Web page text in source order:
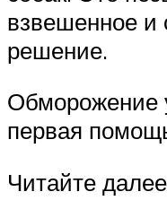
взвешенное и
решение.
Обморожение
первая
Читайте